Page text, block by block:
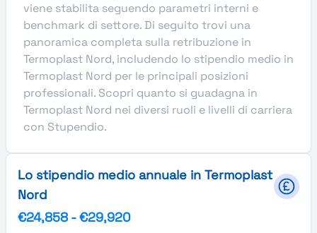
viene stabilita seguendo parametri interni e
benchmark di settore. Di seguito trovi una
panoramica completa sulla retribuzione in
Termoplast Nord, includendo lo stipendio medio in
Termoplast Nord per le principali posizioni
professionali. Scopri quanto si guadagna in
Termoplast Nord nei diversi ruoli e livelli di carriera
con Stupendio.
Lo stipendio medio annuale in Termoplast
Nord
€24,858 -€29,920